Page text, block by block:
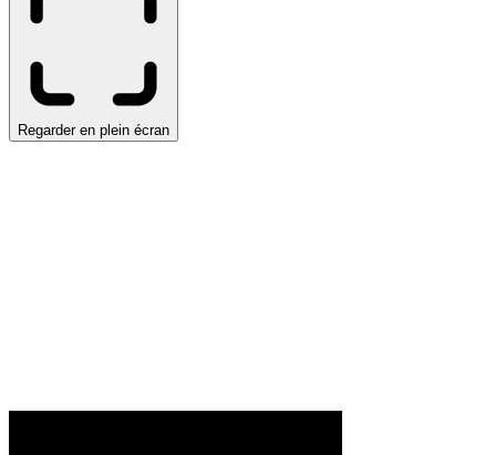
Regarder en plein écran